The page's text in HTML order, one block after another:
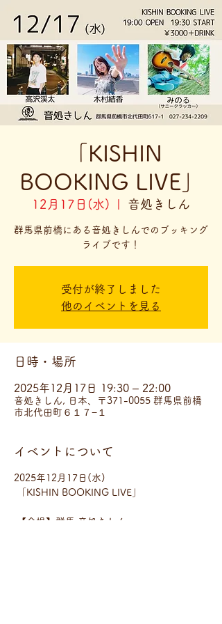
「KISHIN
BOOKING LIVE」
12月17日(水) 音処きしん
群馬県前橋にある音処きしんでのブッキング
ライブです！
受付が終了しました
他のイベントを見る
日時・場所
2025年12月17日 19:30 – 22:00
音処きしん, 日本、〒371-0055 群馬県前橋
市北代田町６１７−１
イベントについて
2025年12月17日(水)
「KISHIN BOOKING LIVE」
【会場】群馬 音処きしん